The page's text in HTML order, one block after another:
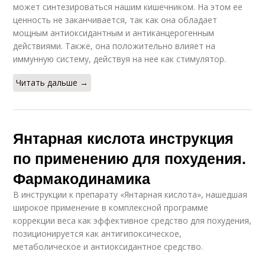
может синтезироваться нашим кишечником. На этом ее
ценность не заканчивается, так как она обладает
мощным антиоксидантным и антиканцерогенным
действиями. Также, она положительно влияет на
иммунную систему, действуя на нее как стимулятор.
Читать дальше →
Янтарная кислота инструкция
по применению для похудения.
Фармакодинамика
В инструкции к препарату «Янтарная кислота», нашедшая
широкое применение в комплексной программе
коррекции веса как эффективное средство для похудения,
позиционируется как антигипоксическое,
метаболическое и антиоксидантное средство.